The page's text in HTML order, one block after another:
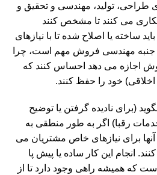
طراحی، تولید، مهندسی و تحقیق و
می کنند تا مشخص کنند
ساخته یا اصلاح شده تا با نیازهای
جنبه مهندسی فروش مهم است، چرا
اجازه می دهد احساس کنند که
خود را حفظ کنند.
(برای نادیده گرفتن یا توضیح
رقبا) اگر به طور منطقی به
برای نیازهای خاص مشتریان می
انجام این کار ساده یا پیش پا
که همیشه راهی وجود دارد تا از